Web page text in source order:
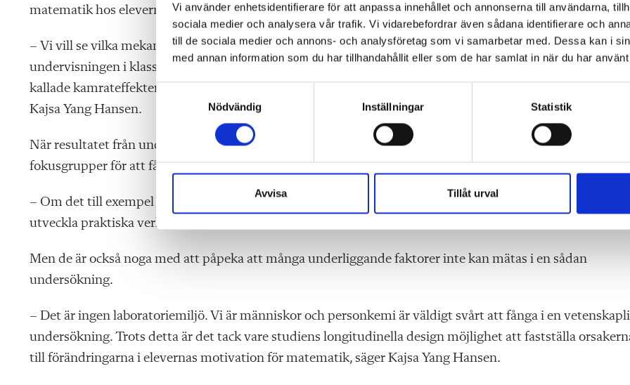
Vi använder enhetsidentifierare för att anpassa innehållet och annonserna till användarna,
sociala medier och analysera vår trafik. Vi vidarebefordrar även sådana identifierare och
till de sociala medier och annons- och analysföretag som vi samarbetar med. Dessa kan i
med annan information som du har tillhandahållit eller som de har samlat in när du har
S
t
y
s
a
Nödvändig Inställningar Statistik
Avvisa Tillåt urval
matematik hos eleverna.
– Vi vill se vilka mekanismer som finns bakom barnens motivation i matematik. Som till exempel
undervisningen i klassrummet, relationen till läraren och skolan, attityden hos föräldrarna, men också så
kallade kamrateffekter. Det ska också bli intressant att se om det finns skillnader mellan olika länder, säger
Kajsa Yang Hansen.
När resultatet från undersökningarna är klart, kommer forskarna att samla några av de deltagande lärarna
fokusgrupper för att få hjälp att översätta resultatet till praktiska verktyg.
– Om det till exempel visat sig att vissa metoder eller praktiker funkat bra, kan vi få hjälp av lärarna att
utveckla praktiska verktyg för lärare att använda i sina klassrum, säger Cecilia Thorsen.
Men de är också noga med att påpeka att många underliggande faktorer inte kan mätas i en sådan
undersökning.
– Det är ingen laboratoriemiljö. Vi är människor och personkemi är väldigt svårt att fånga i en
undersökning. Trots detta är det tack vare studiens longitudinella design möjlighet att fastställa
till förändringarna i elevernas motivation för matematik, säger Kajsa Yang Hansen.